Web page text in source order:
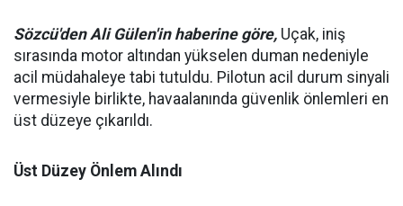
Sözcü'den Ali Gülen'in haberine göre, Uçak, iniş
sırasında motor altından yükselen duman nedeniyle
acil müdahaleye tabi tutuldu. Pilotun acil durum sinyali
vermesiyle birlikte, havaalanında güvenlik önlemleri en
üst düzeye çıkarıldı.
Üst Düzey Önlem Alındı